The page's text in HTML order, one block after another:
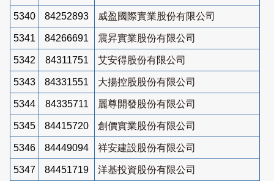
5340 84252893 威盈國際實業股份有限公司
5341 84266691 震昇實業股份有限公司
5342 84311751 艾安得股份有限公司
5343 84331551 大揚控股股份有限公司
5344 84335711 麗尊開發股份有限公司
5345 84415720 創價實業股份有限公司
5346 84449094 祥安建設股份有限公司
5347 84451719 洋基投資股份有限公司